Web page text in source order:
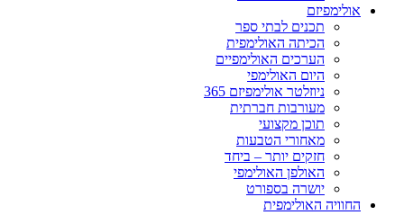
אולימפיזם
תכנים לבתי ספר
הכיתה האולימפית
הערכים האולימפיים
היום האולימפי
ניוזלטר אולימפיזם 365
מעורבות חברתית
תוכן מקצועי
מאחורי הטבעות
חזקים יותר – ביחד
האולפן האולימפי
יושרה בספורט
החוויה האולימפית